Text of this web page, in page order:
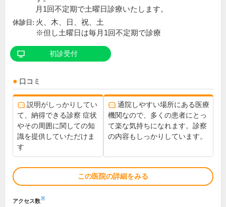
月1回不定期で土曜日診療いたします。
休診日: 火、木、日、祝、土
※但し土曜日は毎月1回不定期で診療
初診受付
口コミ
説明がしっかりしてい
て、納得できる診察 症状
やその周囲に関しての知
識を提供していただけま
す
通院しやすい場所にある医療
機関なので、多くの患者にとっ
て楽な気持ちになれます。診察
の内容もしっかりしています。
この医院の詳細をみる
アクセス数※